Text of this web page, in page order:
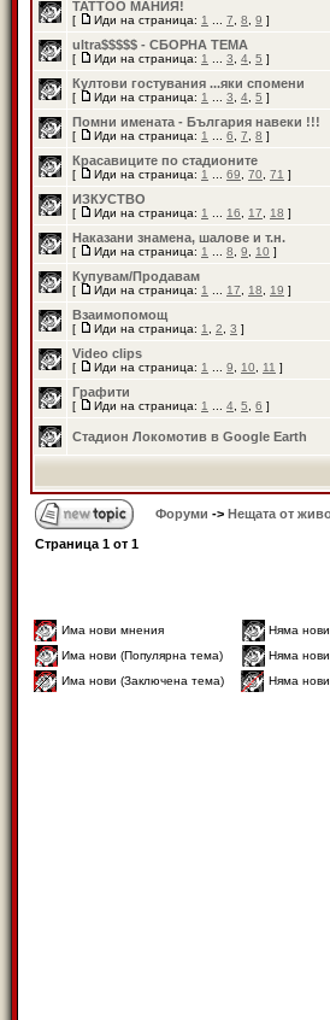
TATTOO МАНИЯ!
[ Иди на страница: 1 7 8 9 ]
ultra$$$$$ - СБОРНА ТЕМА
[ Иди на страница: 1 3 4 5 ]
Култови гостувания ...яки спомени
[ Иди на страница: 1 3 4 5 ]
Помни имената - България навеки !!!
[ Иди на страница: 1 6 7 8 ]
Красавиците по стадионите
[ Иди на страница: 1 69 70 71 ]
ИЗКУСТВО
[ Иди на страница: 1 16 17 18 ]
Наказани знамена, шалове и т.н.
[ Иди на страница: 1 8 9 10 ]
Купувам/Продавам
[ Иди на страница: 1 17 18 19 ]
Взаимопомощ
[ Иди на страница: 1 2 3 ]
Video clips
[ Иди на страница: 1 9 10 11 ]
Графити
[ Иди на страница: 1 4 5 6 ]
Стадион Локомотив в Google Earth
Форуми -> Нещата от
Страница 1 от 1
Има нови мнения Няма
Има нови (Популярна тема)
Няма
Има нови (Заключена тема)
Няма